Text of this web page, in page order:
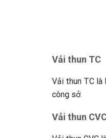
Vải thun TC
Vải thun TC
công sở.
Vải thun